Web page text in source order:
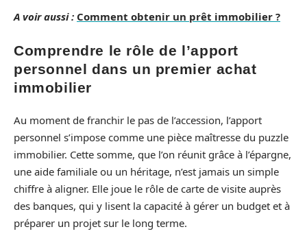
A voir aussi : Comment obtenir un prêt immobilier ?
Comprendre le rôle de l’apport
personnel dans un premier achat
immobilier
Au moment de franchir le pas de l’accession, l’apport
personnel s’impose comme une pièce maîtresse du puzzle
immobilier. Cette somme, que l’on réunit grâce à l’épargne,
une aide familiale ou un héritage, n’est jamais un simple
chiffre à aligner. Elle joue le rôle de carte de visite auprès
des banques, qui y lisent la capacité à gérer un budget et à
préparer un projet sur le long terme.